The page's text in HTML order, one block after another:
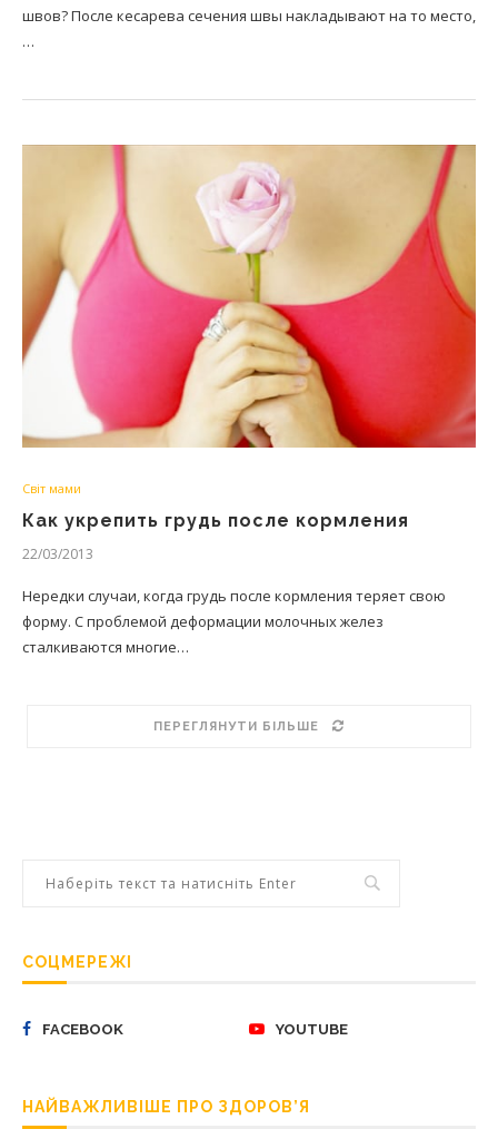
швов? После кесарева сечения швы накладывают на то место,
…
Світ мами
Как укрепить грудь после кормления
22/03/2013
Нередки случаи, когда грудь после кормления теряет свою
форму. С проблемой деформации молочных желез
сталкиваются многие…
ПЕРЕГЛЯНУТИ БІЛЬШЕ
СОЦМЕРЕЖІ
FACEBOOK YOUTUBE
НАЙВАЖЛИВІШЕ ПРО ЗДОРОВ’Я